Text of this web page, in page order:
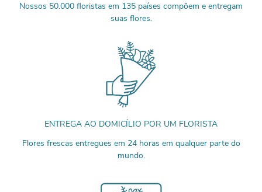
Nossos 50.000 floristas em 135 países compõem e entregam
suas flores.
ENTREGA AO DOMICÍLIO POR UM FLORISTA
Flores frescas entregues em 24 horas em qualquer parte do
mundo.